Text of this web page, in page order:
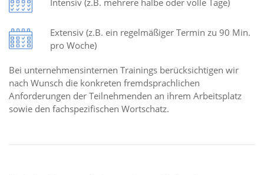
Extensiv (z.B. ein regelmäßiger Termin zu 90 Min.
pro Woche)
Bei unternehmensinternen Trainings berücksichtigen wir
nach Wunsch die konkreten fremdsprachlichen
Anforderungen der Teilnehmenden an ihrem Arbeitsplatz
sowie den fachspezifischen Wortschatz.